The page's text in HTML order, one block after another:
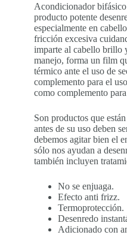
Acondicionador
producto potente
especialmente en
fricción excesiva
imparte al cabello brillo
manejo, forma un film
térmico ante el uso de
complemento para el
como complemento
Son productos que
antes de su uso deben
debemos agitar bien el
sólo nos ayudan a
también incluyen
No se enjuaga.
Efecto anti frizz.
Termoprotección.
Desenredo
Adicionado con